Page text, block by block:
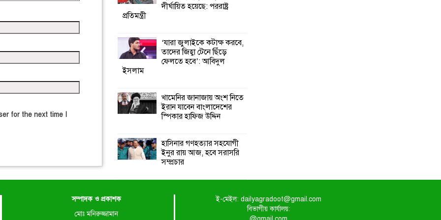
for the next time I
দীর্ঘায়িত হয়েছে: পররাষ্ট্র
প্রতিমন্ত্রী
‘যারা জুলাইকে কটাক্ষ করবে,
তাদের জিহ্বা টেনে ছিঁড়ে
ফেলতে হবে’: আবিদুল
ইসলাম
খামেনির জানাজায় অংশ নিতে
ইরান যাবেন বাংলাদেশের
স্পিকার হাফিজ উদ্দিন
হাসিনার গণহত্যার সহযোগী
ইনুর রায় আজ, হবে সরাসরি
সম্প্রচার
সম্পাদক ও প্রকাশক
মোঃ মনিরুজ্জামান
ই-মেইল: dailyagradoot@gmail.com
বিভাগীয় কার্যালয়: